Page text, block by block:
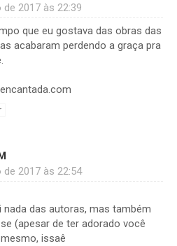
2017 às 22:39
que eu gostava das obras das
acabaram perdendo a graça pra
2017 às 22:54
nada das autoras, mas também
(apesar de ter adorado você
issaê